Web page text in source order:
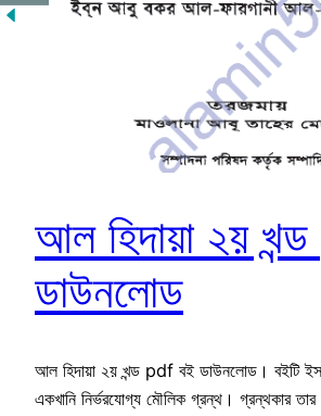
আল হিদায়া ২য়
ডাউনলোড
আল হিদায়া ২য় খন্ড pdf বই ডাউনলোড। বইটি
একখানি নির্ভরযোগ্য মৌলিক গ্রন্থ। গ্রন্থকার